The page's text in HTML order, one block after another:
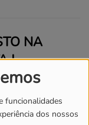
funcionalidades
dos nossos
NA
|